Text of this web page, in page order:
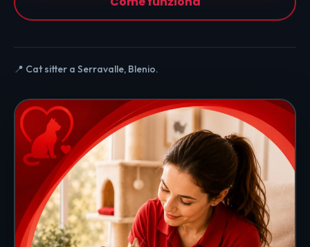
📍 Cat sitter a Serravalle, Blenio.